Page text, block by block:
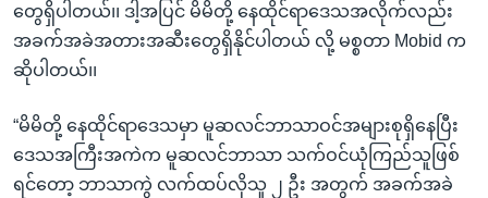
တွေရှိပါတယ်၊၊ ဒါ့အပြင် မိမိတို့ နေထိုင်ရာဒေသအလိုက်လည်း
အခက်အခဲအတားအဆီးတွေရှိနိုင်ပါတယ် လို့ မစ္စတာ Mobid က
ဆိုပါတယ်၊၊
“မိမိတို့ နေထိုင်ရာဒေသမှာ မူဆလင်ဘာသာဝင်အများစုရှိနေပြီး
ဒေသအကြီးအကဲက မူဆလင်ဘာသာ သက်ဝင်ယုံကြည်သူဖြစ်
ရင်တော့ ဘာသာကွဲ လက်ထပ်လိုသူ ၂ ဦး အတွက် အခက်အခဲ